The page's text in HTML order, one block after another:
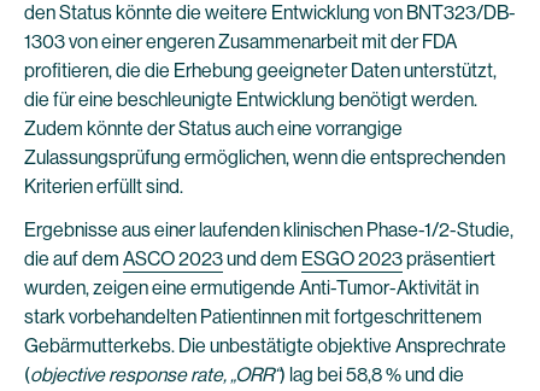
den Status könnte die weitere Entwicklung von BNT323/DB-
1303 von einer engeren Zusammenarbeit mit der FDA
profitieren, die die Erhebung geeigneter Daten unterstützt,
die für eine beschleunigte Entwicklung benötigt werden.
Zudem könnte der Status auch eine vorrangige
Zulassungsprüfung ermöglichen, wenn die entsprechenden
Kriterien erfüllt sind.
Ergebnisse aus einer laufenden klinischen Phase-1/2-Studie,
die auf dem ASCO 2023und dem ESGO 2023präsentiert
wurden, zeigen eine ermutigende Anti-Tumor-Aktivität in
stark vorbehandelten Patientinnen mit fortgeschrittenem
Gebärmutterkebs. Die unbestätigte objektive Ansprechrate
(objective response rate, „ORR“) lag bei 58,8 % und die